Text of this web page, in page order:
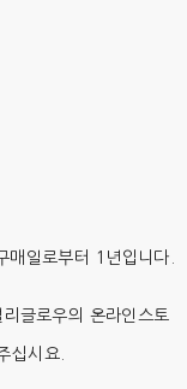
매일로부터 1년입니다.
글로우의 온라인스토
십시요.